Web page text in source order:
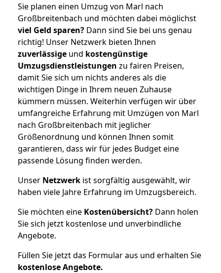
Sie planen einen Umzug von Marl nach
Großbreitenbach und möchten dabei möglichst
viel Geld sparen? Dann sind Sie bei uns genau
richtig! Unser Netzwerk bieten Ihnen
zuverlässige und kostengünstige
Umzugsdienstleistungen zu fairen Preisen,
damit Sie sich um nichts anderes als die
wichtigen Dinge in Ihrem neuen Zuhause
kümmern müssen. Weiterhin verfügen wir über
umfangreiche Erfahrung mit Umzügen von Marl
nach Großbreitenbach mit jeglicher
Größenordnung und können Ihnen somit
garantieren, dass wir für jedes Budget eine
passende Lösung finden werden.
Unser Netzwerk ist sorgfältig ausgewählt, wir
haben viele Jahre Erfahrung im Umzugsbereich.
Sie möchten eine Kostenübersicht? Dann holen
Sie sich jetzt kostenlose und unverbindliche
Angebote.
Füllen Sie jetzt das Formular aus und erhalten Sie
kostenloseAngebote.